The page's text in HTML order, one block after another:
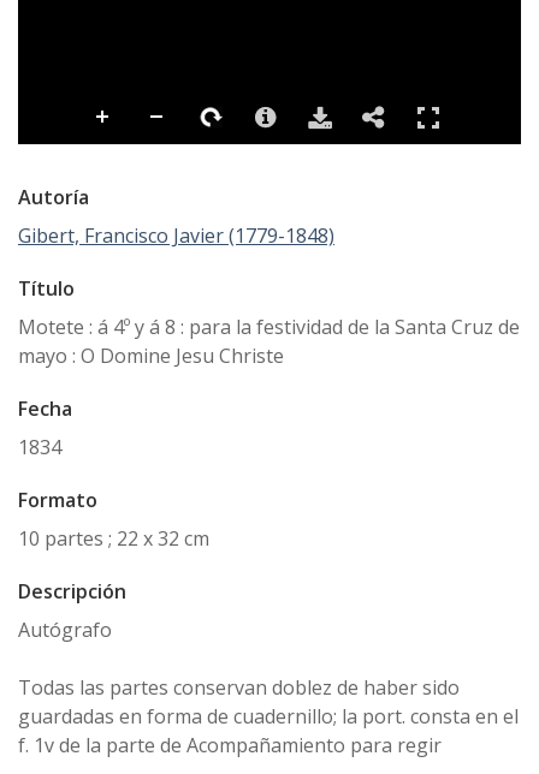
Autoría
Gibert, Francisco Javier (1779-1848)
Título
Motete : á 4º y á 8 : para la festividad de la Santa Cruz de
mayo : O Domine Jesu Christe
Fecha
1834
Formato
10 partes ; 22 x 32 cm
Descripción
Autógrafo
Todas las partes conservan doblez de haber sido
guardadas en forma de cuadernillo; la port. consta en el
f. 1v de la parte de Acompañamiento para regir